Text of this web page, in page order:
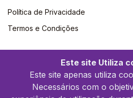
Este site Utiliza
Este site apenas utiliza
Necessários com o
Política de Privacidade
Termos e Condições